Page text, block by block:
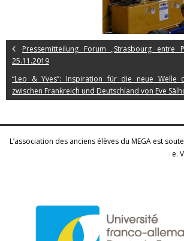
Pressemitteilung Forum „Strasbourg entre
25.11.2019
“Leo & Yves”: Inspiration für die neue Welle
zwischen Frankreich und Deutschland von Eve
L’association des anciens élèves du MEGA est
e.